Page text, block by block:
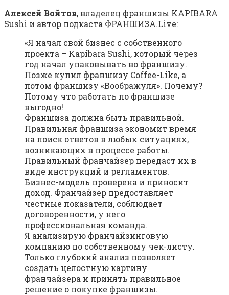
Алексей Войтов, владелец франшизы KAPIBARA
Sushi и автор подкаста ФРАНШИЗА.Live:
«Я начал свой бизнес с собственного
проекта – Kapibara Sushi, который через
год начал упаковывать во франшизу.
Позже купил франшизу Coffee-Like, а
потом франшизу «Воображуля». Почему?
Потому что работать по франшизе
выгодно!
Франшиза должна быть правильной.
Правильная франшиза экономит время
на поиск ответов в любых ситуациях,
возникающих в процессе работы.
Правильный франчайзер передаст их в
виде инструкций и регламентов.
Бизнес-модель проверена и приносит
доход. Франчайзер предоставляет
честные показатели, соблюдает
договоренности, у него
профессиональная команда.
Я анализирую франчайзинговую
компанию по собственному чек-листу.
Только глубокий анализ позволяет
создать целостную картину
франчайзера и принять правильное
решение о покупке франшизы.